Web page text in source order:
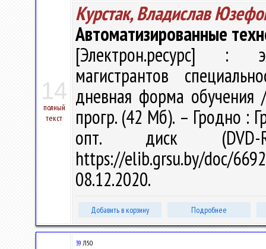
14
полный
текст
Курстак, Владислав
Автоматизированные
[Электрон.ресурс] :
магистрантов
дневная форма обучения
прогр. (42 Мб). – Гродно :
опт. диск
https://elib.grsu.by/doc/
08.12.2020.
Добавить в корзину Подробнее
39 Л50